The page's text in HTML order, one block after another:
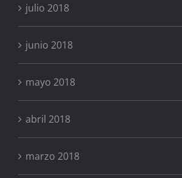
julio 2018
junio 2018
mayo 2018
abril 2018
marzo 2018